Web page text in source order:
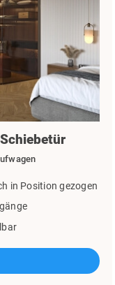
in Position gezogen